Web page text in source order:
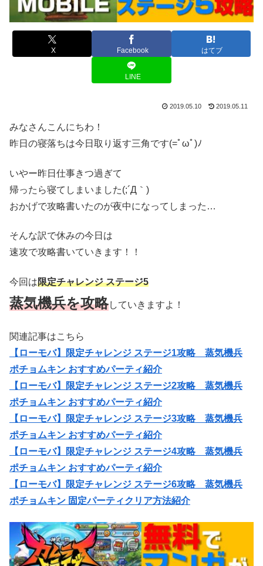
X Facebook はてブ
LINE
2019.05.10 2019.05.11
みなさんこんにちわ！
昨日の寝落ちは今日取り返す三角です(=ﾟωﾟ)ﾉ
いやー昨日仕事きつ過ぎて
帰ったら寝てしまいました(;´Д｀)
おかげで攻略書いたのが夜中になってしまった…
そんな訳で休みの今日は
速攻で攻略書いていきます！！
今回は限定チャレンジ ステージ5
蒸気機兵を攻略していきますよ！
関連記事はこちら
【ローモバ】限定チャレンジ ステージ1攻略 蒸気機兵
ポチョムキン おすすめパーティ紹介
【ローモバ】限定チャレンジ ステージ2攻略 蒸気機兵
ポチョムキン おすすめパーティ紹介
【ローモバ】限定チャレンジ ステージ3攻略 蒸気機兵
ポチョムキン おすすめパーティ紹介
【ローモバ】限定チャレンジ ステージ4攻略 蒸気機兵
ポチョムキン おすすめパーティ紹介
【ローモバ】限定チャレンジ ステージ6攻略 蒸気機兵
ポチョムキン 固定パーティクリア方法紹介